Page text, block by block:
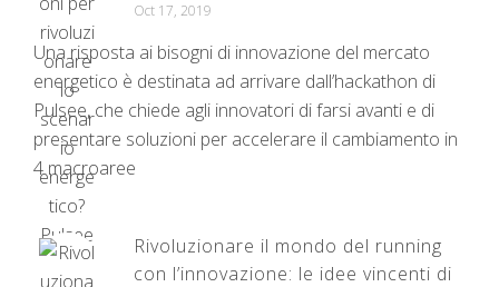
Oct 17, 2019
Una risposta ai bisogni di innovazione del mercato
energetico è destinata ad arrivare dall’hackathon di
Pulsee, che chiede agli innovatori di farsi avanti e di
presentare soluzioni per accelerare il cambiamento in
4 macroaree
Rivoluzionare il mondo del running
con l’innovazione: le idee vincenti di